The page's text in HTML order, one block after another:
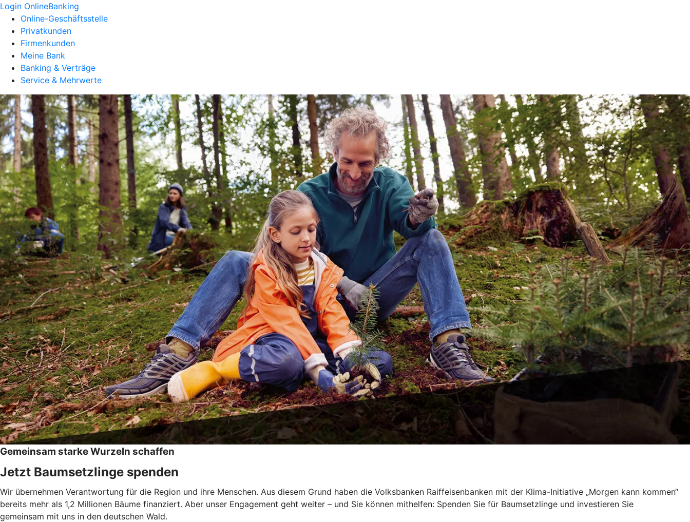
Login OnlineBanking
Online-Geschäftsstelle
Privatkunden
Firmenkunden
Meine Bank
Banking & Verträge
Service & Mehrwerte
Gemeinsam starke Wurzeln schaffen
Jetzt Baumsetzlinge spenden
Wir übernehmen Verantwortung für die Region und ihre Menschen. Aus diesem Grund haben die Volksbanken Raiffeisenbanken mit der Klima-Initiative „Morgen kann kommen“
bereits mehr als 1,2 Millionen Bäume finanziert. Aber unser Engagement geht weiter – und Sie können mithelfen: Spenden Sie für Baumsetzlinge und investieren Sie
gemeinsam mit uns in den deutschen Wald.